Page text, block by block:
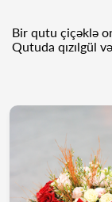
Bir qutu çiçəklə
Qutuda qızılgül